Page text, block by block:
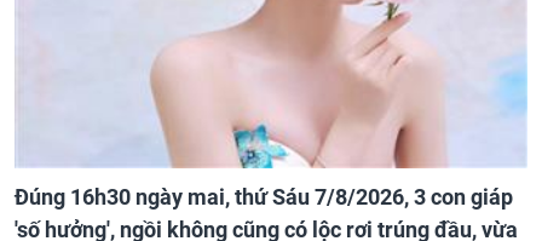
Đúng 16h30 ngày mai, thứ Sáu 7/8/2026, 3 con giáp
'số hưởng', ngồi không cũng có lộc rơi trúng đầu, vừa